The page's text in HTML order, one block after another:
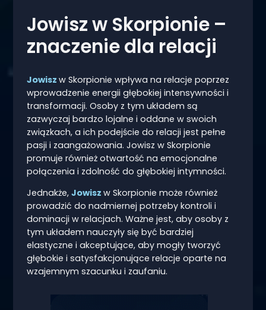
Jowisz w Skorpionie –
znaczenie dla relacji
Jowisz w Skorpionie wpływa na relacje poprzez
wprowadzenie energii głębokiej intensywności i
transformacji. Osoby z tym układem są
zazwyczaj bardzo lojalne i oddane w swoich
związkach, a ich podejście do relacji jest pełne
pasji i zaangażowania. Jowisz w Skorpionie
promuje również otwartość na emocjonalne
połączenia i zdolność do głębokiej intymności.
Jednakże, Jowisz w Skorpionie może również
prowadzić do nadmiernej potrzeby kontroli i
dominacji w relacjach. Ważne jest, aby osoby z
tym układem nauczyły się być bardziej
elastyczne i akceptujące, aby mogły tworzyć
głębokie i satysfakcjonujące relacje oparte na
wzajemnym szacunku i zaufaniu.